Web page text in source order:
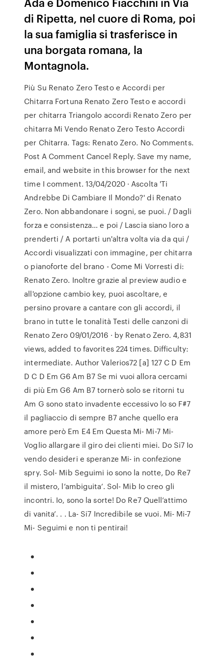
di Ripetta, nel cuore di Roma, poi
la sua famiglia si trasferisce in
una borgata romana, la
Montagnola.
Più Su Renato Zero Testo e Accordi per
Chitarra Fortuna Renato Zero Testo e accordi
per chitarra Triangolo accordi Renato Zero per
chitarra Mi Vendo Renato Zero Testo Accordi
per Chitarra. Tags: Renato Zero. No Comments.
Post A Comment Cancel Reply. Save my name,
email, and website in this browser for the next
time I comment. 13/04/2020 · Ascolta 'Ti
Andrebbe Di Cambiare Il Mondo?' di Renato
Zero. Non abbandonare i sogni, se puoi. / Dagli
forza e consistenza… e poi / Lascia siano loro a
prenderti / A portarti un'altra volta via da qui /
Accordi visualizzati con immagine, per chitarra
o pianoforte del brano - Come Mi Vorresti di:
Renato Zero. Inoltre grazie al preview audio e
all'opzione cambio key, puoi ascoltare, e
persino provare a cantare con gli accordi, il
brano in tutte le tonalità Testi delle canzoni di
Renato Zero 09/01/2016 · by Renato Zero. 4,831
views, added to favorites 224 times. Difficulty:
intermediate. Author Valerios72 [a] 127 C D Em
D C D Em G6 Am B7 Se mi vuoi allora cercami
di più Em G6 Am B7 tornerò solo se ritorni tu
Am G sono stato invadente eccessivo lo so F#7
il pagliaccio di sempre B7 anche quello era
amore però Em E4 Em Questa Mi- Mi-7 Mi-
Voglio allargare il giro dei clienti miei. Do Si7 Io
vendo desideri e speranze Mi- in confezione
spry. Sol- Mib Seguimi io sono la notte, Do Re7
il mistero, l’ambiguita’. Sol- Mib Io creo gli
incontri. Io, sono la sorte! Do Re7 Quell’attimo
di vanita’. . . La- Si7 Incredibile se vuoi. Mi- Mi-7
Mi- Seguimi e non ti pentirai!